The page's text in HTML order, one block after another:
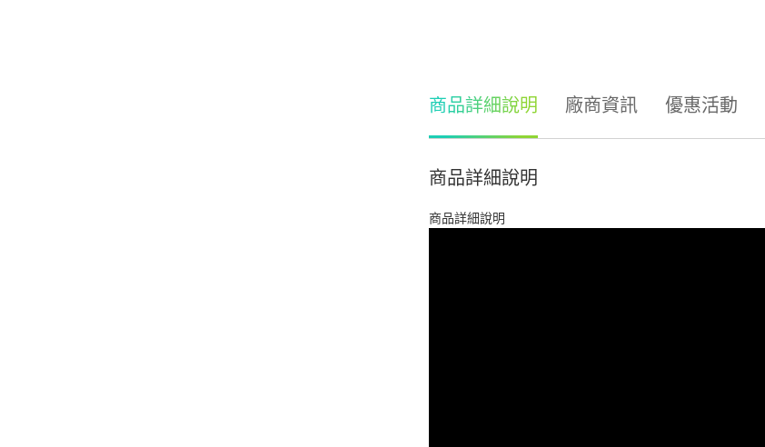
商品詳細說明 廠商資訊 優惠活動
商品詳細說明
商品詳細說明